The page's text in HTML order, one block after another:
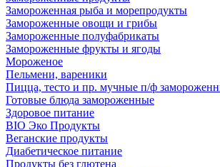
Замороженная рыба и морепродукты
Замороженные овощи и грибы
Замороженные полуфабрикаты
Замороженные фрукты и ягоды
Мороженое
Пельмени, вареники
Пицца, тесто и пр. мучные п/ф
Готовые блюда замороженные
Здоровое питание
BIO Эко Продукты
Веганские продукты
Диабетическое питание
Продукты без глютена